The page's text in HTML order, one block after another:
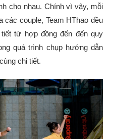
cho nhau. Chính vì vậy, mỗi
các couple, Team HThao đều
từ hợp đồng đến đến quy
quá trình chụp hướng dẫn
chi tiết.